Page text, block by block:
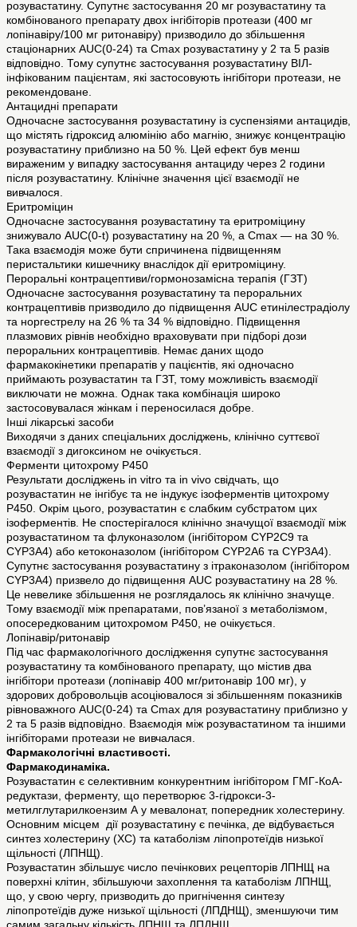
розувастатину. Супутнє застосування 20 мг розувастатину та
комбінованого препарату двох інгібіторів протеази (400 мг
лопінавіру/100 мг ритонавіру) призводило до збільшення
стаціонарних AUC(0-24) та Cmax розувастатину у 2 та 5 разів
відповідно. Тому супутнє застосування розувастатину ВІЛ-
інфікованим пацієнтам, які застосовують інгібітори протеази, не
рекомендоване.
Антацидні препарати
Одночасне застосування розувастатину із суспензіями антацидів,
що містять гідроксид алюмінію або магнію, знижує концентрацію
розувастатину приблизно на 50 %. Цей ефект був менш
вираженим у випадку застосування антациду через 2 години
після розувастатину. Клінічне значення цієї взаємодії не
вивчалося.
Еритроміцин
Одночасне застосування розувастатину та еритроміцину
знижувало AUC(0-t) розувастатину на 20 %, а Cmax — на 30 %.
Така взаємодія може бути спричинена підвищенням
перистальтики кишечнику внаслідок дії еритроміцину.
Пероральні контрацептиви/гормонозамісна терапія (ГЗТ)
Одночасне застосування розувастатину та пероральних
контрацептивів призводило до підвищення AUC етинілестрадіолу
та норгестрелу на 26 % та 34 % відповідно. Підвищення
плазмових рівнів необхідно враховувати при підборі дози
пероральних контрацептивів. Немає даних щодо
фармакокінетики препаратів у пацієнтів, які одночасно
приймають розувастатин та ГЗТ, тому можливість взаємодії
виключати не можна. Однак така комбінація широко
застосовувалася жінкам і переносилася добре.
Інші лікарські засоби
Виходячи з даних спеціальних досліджень, клінічно суттєвої
взаємодії з дигоксином не очікується.
Ферменти цитохрому Р450
Результати досліджень in vitro та in vivo свідчать, що
розувастатин не інгібує та не індукує ізоферментів цитохрому
Р450. Окрім цього, розувастатин є слабким субстратом цих
ізоферментів. Не спостерігалося клінічно значущої взаємодії між
розувастатином та флуконазолом (інгібітором CYP2C9 та
CYP3A4) або кетоконазолом (інгібітором CYP2A6 та CYP3A4).
Супутнє застосування розувастатину з ітраконазолом (інгібітором
CYP3A4) призвело до підвищення AUC розувастатину на 28 %.
Це невелике збільшення не розглядалось як клінічно значуще.
Тому взаємодії між препаратами, пов’язаної з метаболізмом,
опосередкованим цитохромом Р450, не очікується.
Лопінавір/ритонавір
Під час фармакологічного дослідження супутнє застосування
розувастатину та комбінованого препарату, що містив два
інгібітори протеази (лопінавір 400 мг/ритонавір 100 мг), у
здорових добровольців асоціювалося зі збільшенням показників
рівноважного AUC(0-24) та Cmax для розувастатину приблизно у
2 та 5 разів відповідно. Взаємодія між розувастатином та іншими
інгібіторами протеази не вивчалася.
Фармакологічні властивості.
Фармакодинаміка.
Розувастатин є селективним конкурентним інгібітором ГМГ-КоА-
редуктази, ферменту, що перетворює 3-гідрокси-3-
метилглутарилкоензим А у мевалонат, попередник холестерину.
Основним місцем дії розувастатину є печінка, де відбувається
синтез холестерину (ХС) та катаболізм ліпопротеїдів низької
щільності (ЛПНЩ).
Розувастатин збільшує число печінкових рецепторів ЛПНЩ на
поверхні клітин, збільшуючи захоплення та катаболізм ЛПНЩ,
що, у свою чергу, призводить до пригнічення синтезу
ліпопротеїдів дуже низької щільності (ЛПДНЩ), зменшуючи тим